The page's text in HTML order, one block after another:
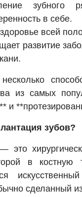
зубного
в себе.
всей
развитие
из самых
и
зубов?
это
в костную
сделанный